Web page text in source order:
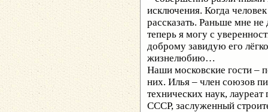
исключения. Когда
рассказать. Раньше мне
теперь я могу с
доброму завидую его
жизнелюбию…
Наши московские гости –
них. Илья – член союзов
технических наук,
СССР, заслуженный